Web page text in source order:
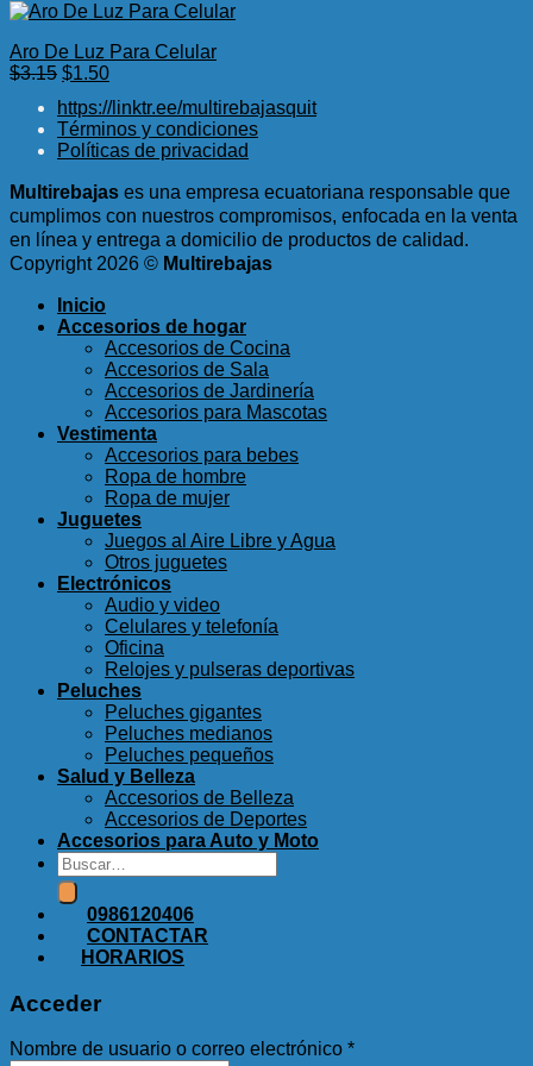
Aro De Luz Para Celular
$3.15 El
original
era:
$3.15.
$1.50El
actual
es:
$1.50.
https://linktr.ee/multirebajasquit
Términos y condiciones
Políticas de privacidad
Multirebajas es una empresa ecuatoriana responsable que
cumplimos con nuestros compromisos, enfocada en la venta
en línea y entrega a domicilio de productos de calidad.
Copyright 2026 © Multirebajas
Inicio
Accesorios de hogar
Accesorios de Cocina
Accesorios de Sala
Accesorios de Jardinería
Accesorios para Mascotas
Vestimenta
Accesorios para bebes
Ropa de hombre
Ropa de mujer
Juguetes
Juegos al Aire Libre y Agua
Otros juguetes
Electrónicos
Audio y video
Celulares y telefonía
Oficina
Relojes y pulseras deportivas
Peluches
Peluches gigantes
Peluches medianos
Peluches pequeños
Salud y Belleza
Accesorios de Belleza
Accesorios de Deportes
Accesorios para Auto y Moto
Buscar
por:
0986120406
CONTACTAR
HORARIOS
Acceder
Nombre de usuario o correo electrónico *